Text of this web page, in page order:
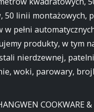
50 linii montażowych,
w pełni
produkty, w tym
nierdzewnej,
woki, parowary,
COOKWARE &